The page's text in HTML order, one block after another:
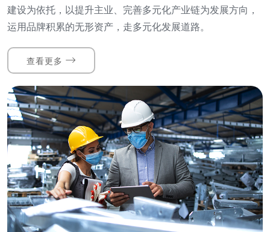
建设为依托，以提升主业、完善多元化产业链为发展方向，
运用品牌积累的无形资产，走多元化发展道路。
查看更多